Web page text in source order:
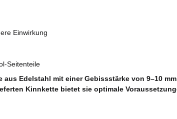
Einwirkung
Seitenteile
Edelstahl mit einer Gebissstärke von 9–10
Kinnkette bietet sie optimale